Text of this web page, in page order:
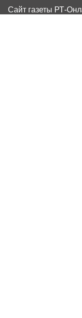
Сайт газеты РТ-